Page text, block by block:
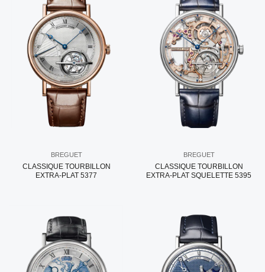
BREGUET
CLASSIQUE TOURBILLON
EXTRA-PLAT 5377
BREGUET
CLASSIQUE TOURBILLON
EXTRA-PLAT SQUELETTE 5395